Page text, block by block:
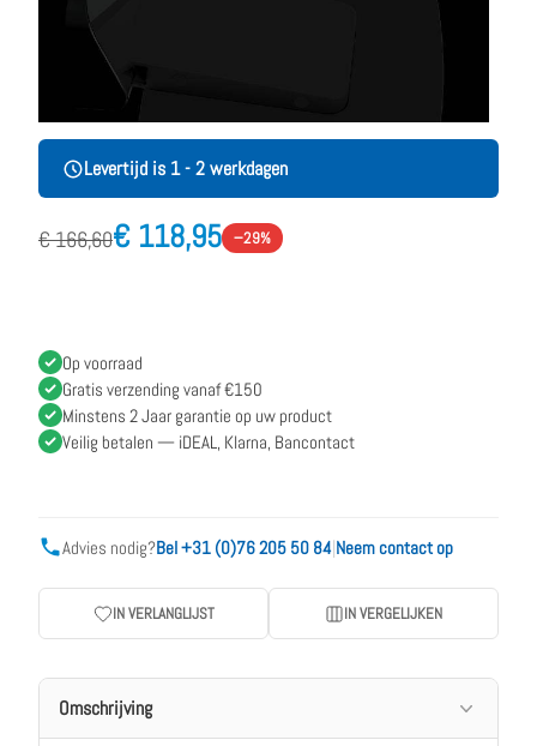
Levertijd is 1 - 2 werkdagen
€ 166,60€ 118,95 −29%
Op voorraad
Gratis verzending vanaf €150
Minstens 2 Jaar garantie op uw product
Veilig betalen — iDEAL, Klarna, Bancontact
Advies nodig?Bel +31 (0)76 205 50 84|Neem contact op
IN VERLANGLIJST IN VERGELIJKEN
Omschrijving